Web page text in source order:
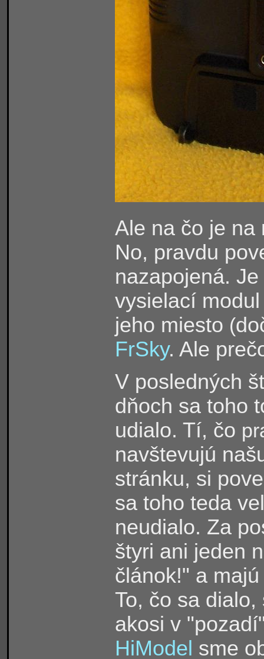
Ale na čo je na
No, pravdu
nazapojená.
vysielací
jeho miesto (
FrSky. Ale
V posledných
dňoch sa toho
udialo. Tí, čo
navštevujú
stránku, si
sa toho teda
neudialo. Za
štyri ani jeden
článok!" a
To, čo sa dialo,
akosi v
HiModel sme